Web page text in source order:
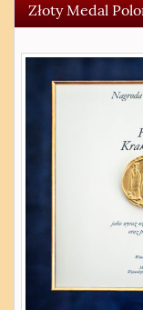
Złoty Medal